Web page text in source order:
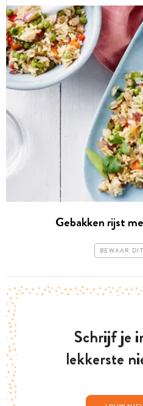
Gebakken rijst
BEWAAR
Schrijf je
lekkerste